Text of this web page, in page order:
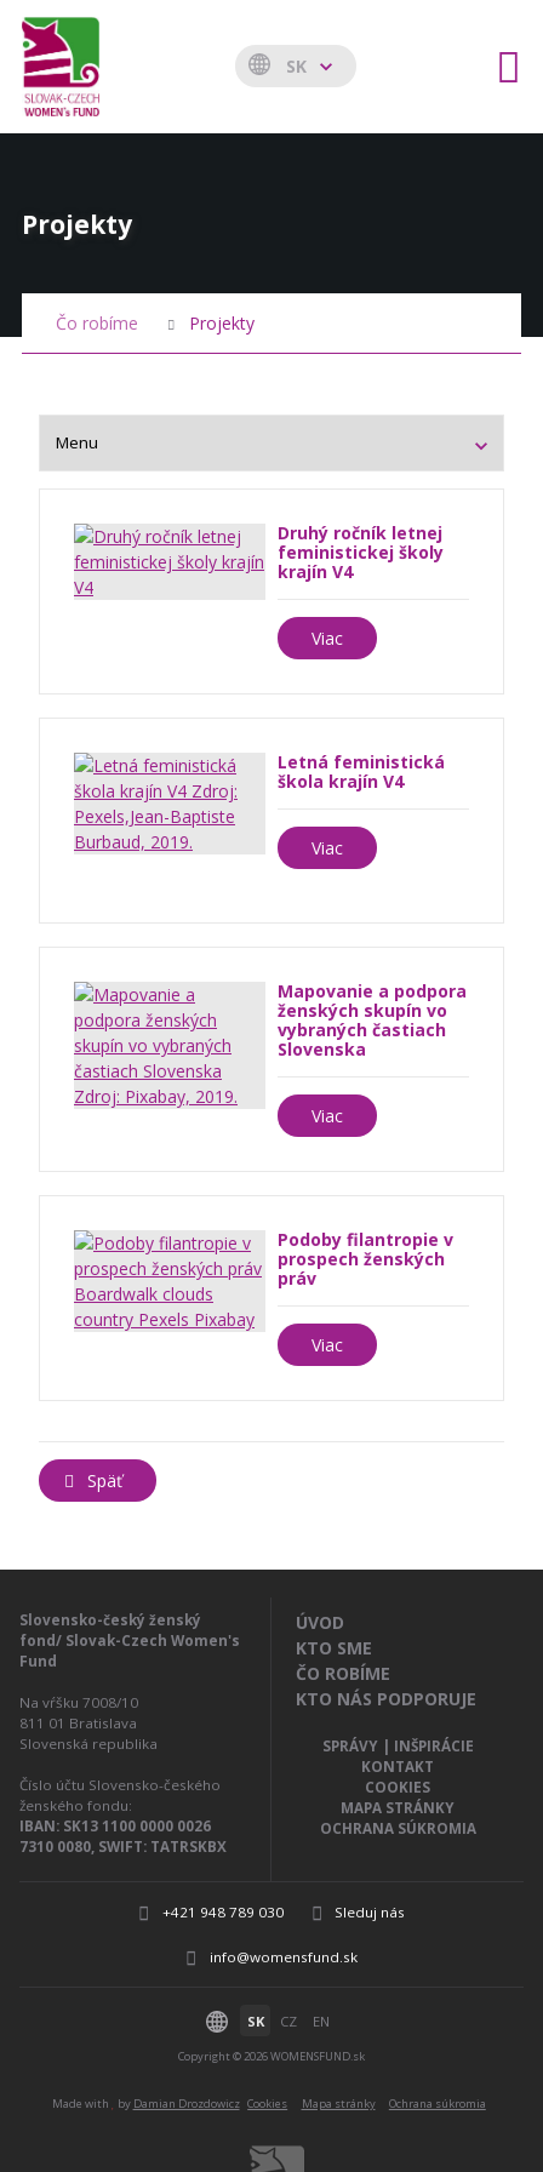
SK
Projekty
Čo robíme Projekty
Druhý ročník letnej
feministickej školy
krajín V4
Viac
Letná feministická
škola krajín V4
Viac
Mapovanie a podpora
ženských skupín vo
vybraných častiach
Slovenska
Viac
Podoby filantropie v
prospech ženských
práv
Viac
Späť
Slovensko-český ženský
fond/ Slovak-Czech Women's
Fund
Na vŕšku 7008/10
811 01 Bratislava
Slovenská republika
Číslo účtu Slovensko-českého
ženského fondu:
IBAN: SK13 1100 0000 0026
7310 0080, SWIFT: TATRSKBX
ÚVOD
KTO SME
ČO ROBÍME
KTO NÁS PODPORUJE
SPRÁVY | INŠPIRÁCIE
KONTAKT
COOKIES
MAPA STRÁNKY
OCHRANA SÚKROMIA
+421 948 789 030 Sleduj nás
info@womensfund.sk
SK CZ EN
Copyright © 2026 WOMENSFUND.sk
Made with by Damian Drozdowicz Cookies Mapa stránky Ochrana súkromia